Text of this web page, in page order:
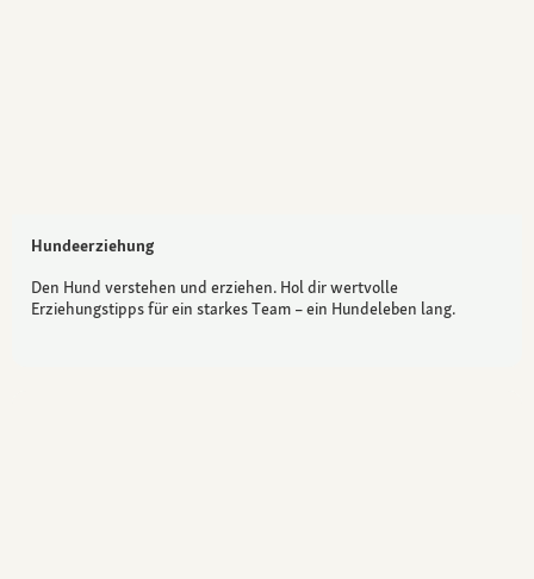
Hundeerziehung
Den Hund verstehen und erziehen. Hol dir wertvolle
Erziehungstipps für ein starkes Team – ein Hundeleben lang.